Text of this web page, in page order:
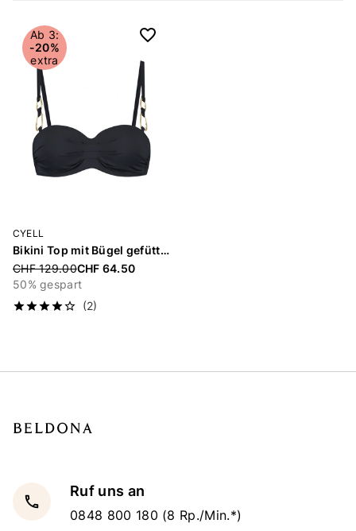
Ab 3:
-20%
extra
CYELL
Bikini Top mit Bügel gefüttert «Femme Noir»
Price reduced from
CHF 129.00CHF 64.50
50% gespart
(2)
local_phone
Ruf uns an
0848 800 180 (8 Rp./Min.*)